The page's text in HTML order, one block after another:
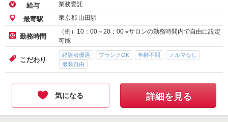
給与 業務委託
最寄駅 東京都 山田駅
勤務時間
（例）10：00～20：00 ※サロンの勤務時間内で自由に設定
可能
こだわり
経験者優遇 ブランクOK 年齢不問
ノルマなし
服装自由
気になる 詳細を見る